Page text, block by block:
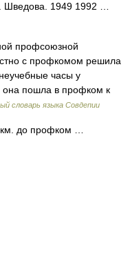
Шведова. 1949 1992 …
профсоюзной
с профкомом решила
часы у
она пошла в профком к
словарь языка Совдепии
до профком …